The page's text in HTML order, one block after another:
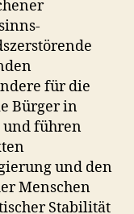
für die
Bürger in
und führen
und den
Menschen
Stabilität